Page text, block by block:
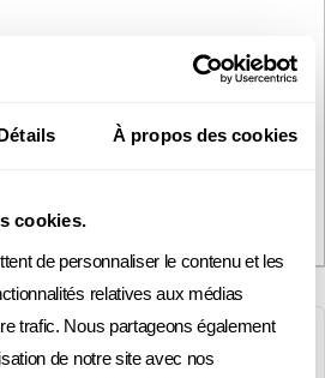
À propos des cookies
cookies.
de personnaliser le contenu et les
relatives aux médias
trafic. Nous partageons également
de notre site avec nos